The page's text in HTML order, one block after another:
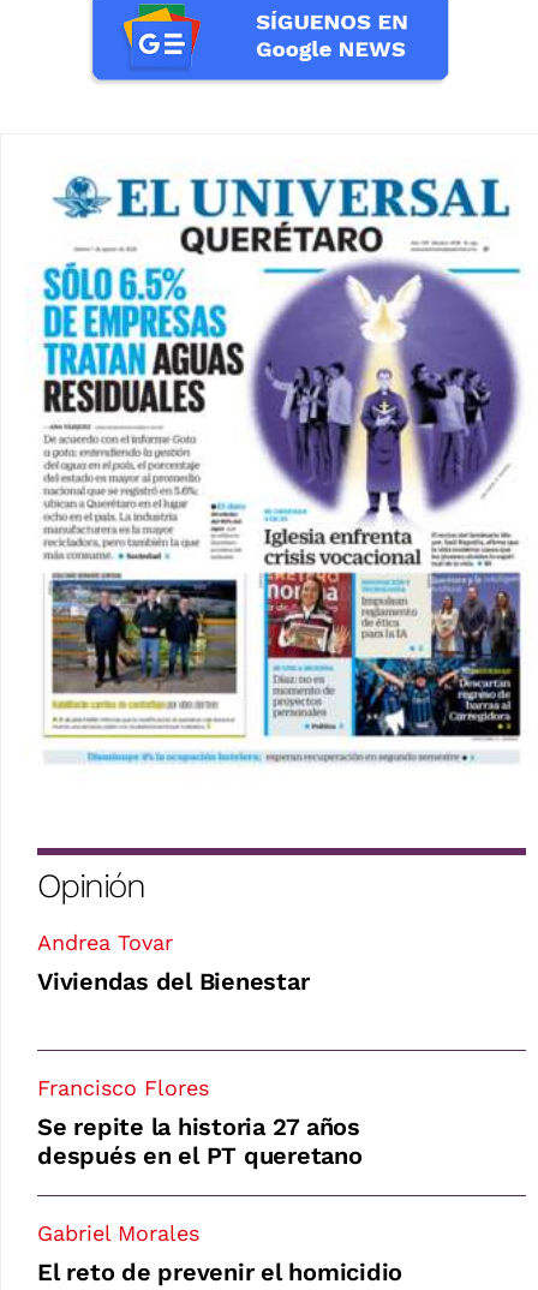
Opinión
Andrea Tovar
Viviendas del Bienestar
Francisco Flores
Se repite la historia 27 años
después en el PT queretano
Gabriel Morales
El reto de prevenir el homicidio